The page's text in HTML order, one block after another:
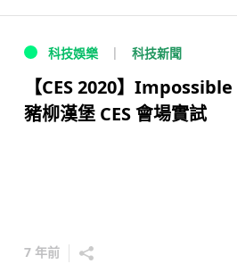
科技娛樂 科技新聞
【CES 2020】
豬柳漢堡 CES 會場實試
7 年前